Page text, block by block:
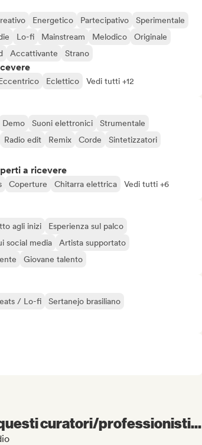
Energetico Partecipativo
Sperimentale
Lo-fi Mainstream Melodico
Originale
Accattivante Strano
Eclettico Vedi tutti +12
Demo Suoni elettronici
Strumentale
Radio edit Remix Corde
Sintetizzatori
a ricevere
Coperture Chitarra elettrica Vedi tutti +6
agli inizi
Esperienza sul palco
social media
Artista supportato
Giovane talento
/ Lo-fi
Sertanejo brasiliano
curatori/professionisti...